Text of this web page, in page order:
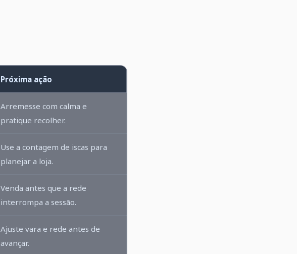
Próxima ação
Arremesse com calma e
pratique recolher.
Use a contagem de iscas para
planejar a loja.
Venda antes que a rede
interrompa a sessão.
Ajuste vara e rede antes de
avançar.